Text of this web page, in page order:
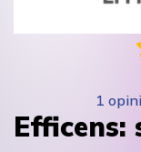
1
Efficens: